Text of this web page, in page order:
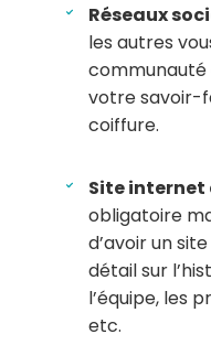
Réseaux
les autres
communauté
votre savoir-
coiffure.
Site internet
obligatoire
d’avoir un
détail sur
l’équipe, les
etc.